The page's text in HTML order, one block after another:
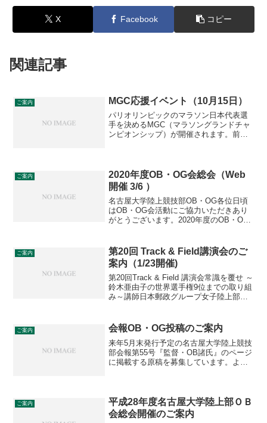
X Facebook コピー
関連記事
ご案内 MGC応援イベント（10月15日）
パリオリンピックのマラソン日本代表選
手を決めるMGC（マラソングランドチャ
ンピオンシップ）が開催されます。前回
家族・お友達もお...
ご案内
2020年度OB・OG会総会（Web
開催 3/6 ）
名古屋大学陸上競技部OB・OG各位日頃
はOB・OG会活動にご協力いただきあり
がとうございます。2020年度のOB・OG
ばらくお待ちください。日時・方式 ～
Zoomに...
ご案内
第20回 Track & Field講演会のご
案内（1/23開催)
第20回Track & Field 講演会常識を覆せ ～
鈴木亜由子の世界選手権9位までの取り組
み～講師日本郵政グループ女子陸上部監
南館 坂田・平田...
ご案内 会報OB・OG投稿のご案内
来年5月末発行予定の名古屋大学陸上競技
部会報第55号『監督・OB諸氏』のページ
に掲載する原稿を募集しています。より
して・現役部員...
ご案内
平成28年度名古屋大学陸上部ＯＢ
会総会開催のご案内